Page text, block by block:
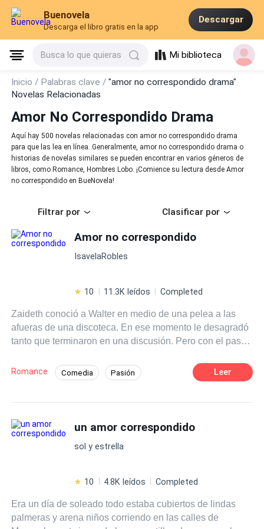
Buenovela
Descarga el libro gratis en la app
Descargar
Busca lo que quieras Mi biblioteca
Inicio / Palabras clave /"amor no correspondido drama"
Novelas Relacionadas
Amor No Correspondido Drama
Aquí hay 500 novelas relacionadas con amor no correspondido drama
para que las lea en línea. Generalmente, amor no correspondido drama o
historias de novelas similares se pueden encontrar en varios géneros de
libros, como Romance, Hombres Lobo. ¡Comience su lectura desde Amor
no correspondido en BueNovela!
Filtrar por Clasificar por
Amor no correspondido
IsavelaRobles
10 11.3K leídos Completed
Zaideth conoció a Walter en medio de una pelea a las
afueras de una discoteca. En ese momento le desagradó
tanto que terminaron en una discusión. Pero con el pasar
teniendo relaciones sexuales. Después de este suceso,
en ellos nació una gran atracción y poco a poco fueron
relación se vio truncada y Zaideth se volvió novia de otro
hombre. Pero las circunstancias y una relación violenta
hicieron que ellos volvieran a unirse, para esta vez no
aparecerán en su relación, como la distancia y los
antiguo amor aparece en la vida de Zaideth y hará que su
relación ya un tanto fracturada haga que peligre,
Romance Comedia Pasión Leer
un amor correspondido
sol y estrella
10 4.8K leídos Completed
Era un día de soleado todo estaba cubiertos de lindas
palmeras y arena niños corriendo en las calles de